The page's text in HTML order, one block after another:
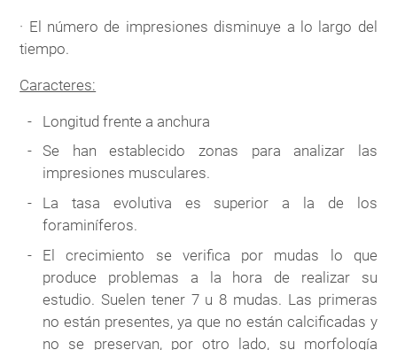
· El número de impresiones disminuye a lo largo del
tiempo.
Caracteres:
Longitud frente a anchura
Se han establecido zonas para analizar las
impresiones musculares.
La tasa evolutiva es superior a la de los
foraminíferos.
El crecimiento se verifica por mudas lo que
produce problemas a la hora de realizar su
estudio. Suelen tener 7 u 8 mudas. Las primeras
no están presentes, ya que no están calcificadas y
no se preservan, por otro lado, su morfología